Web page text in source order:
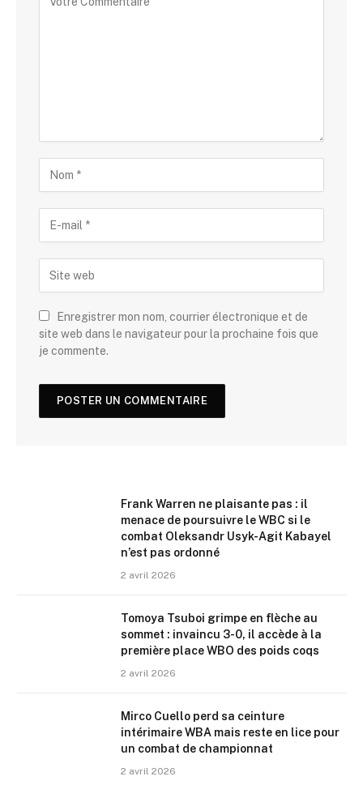
Enregistrer mon nom, courrier électronique et de
site web dans le navigateur pour la prochaine fois que
je commente.
Frank Warren ne plaisante pas : il
menace de poursuivre le WBC si le
combat Oleksandr Usyk-Agit Kabayel
n’est pas ordonné
2 avril 2026
Tomoya Tsuboi grimpe en flèche au
sommet : invaincu 3-0, il accède à la
première place WBO des poids coqs
2 avril 2026
Mirco Cuello perd sa ceinture
intérimaire WBA mais reste en lice pour
un combat de championnat
2 avril 2026